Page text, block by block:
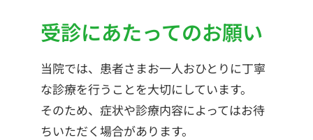
受診にあたってのお願い
当院では、患者さまお一人おひとりに丁寧
な診療を行うことを大切にしています。
そのため、症状や診療内容によってはお待
ちいただく場合があります。